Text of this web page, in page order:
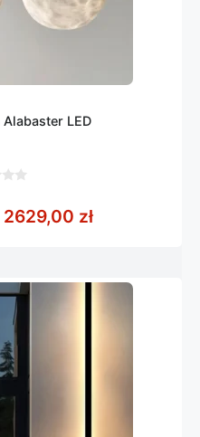
LED
2629,00 złZakres cen: